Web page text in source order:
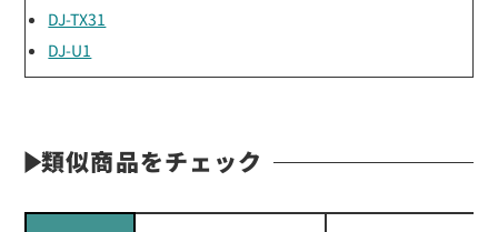
DJ-TX31
DJ-U1
類似商品をチェック